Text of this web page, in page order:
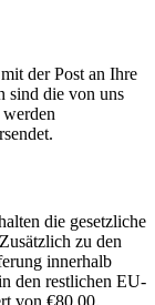
der Post an Ihre
sind die von uns
die gesetzliche
zu den
innerhalb
den restlichen EU-
von €80,00.